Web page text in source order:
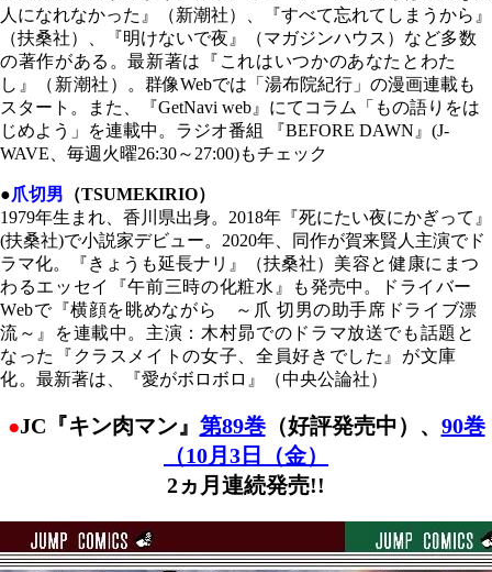
人になれなかった』（新潮社）、『すべて忘れてしまうから』
（扶桑社）、『明けないで夜』（マガジンハウス） など多数
の著作がある。最新著は
『これはいつかのあなたとわた
し』（新潮社） 。群像Webでは「湯布院紀行」の漫画連載も
スタート。また、『GetNavi web』にてコラム「もの語りをは
じめよう」を連載中。ラジオ番組 『BEFORE DAWN』(J-
WAVE、毎週火曜26:30～27:00)もチェック
●爪切男 （TSUMEKIRIO）
1979年生まれ、香川県出身。2018年『死にたい夜にかぎって』
(扶桑社)で小説家デビュー。2020年、同作が賀来賢人主演でド
ラマ化。『きょうも延長ナリ』（扶桑社） 美容と健康にまつ
わるエッセイ『午前三時の化粧水』も発売中。
ドライバー
Webで『横顔を眺めながら ～爪 切男の助手席ドライブ漂
流～』を連載中。 主演：木村昴での ドラマ放送でも話題と
なった『クラスメイトの女子、全員好きでした』が文庫
化。最新著は、『愛がボロボロ』（中央公論社）
●JC『キン肉マン』 第89巻（好評発売中）、 90巻
（10月3日（金）
2ヵ月連続発売!!